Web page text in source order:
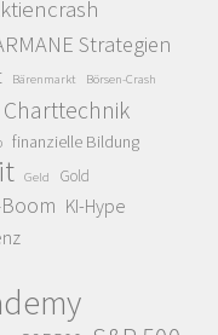
Strategien
Bärenmarkt Börsen-Crash
Charttechnik
finanzielle Bildung
Geld Gold
Boom KI-Hype